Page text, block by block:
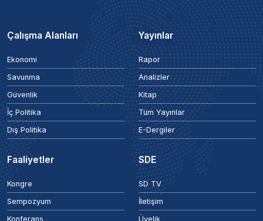
Çalışma Alanları
Ekonomi
Savunma
Güvenlik
İç Politika
Dış Politika
Yayınlar
Rapor
Analizler
Kitap
Tüm Yayınlar
E-Dergiler
Faaliyetler
Kongre
Sempozyum
Konferans
SDE
SD TV
İletişim
Üyelik